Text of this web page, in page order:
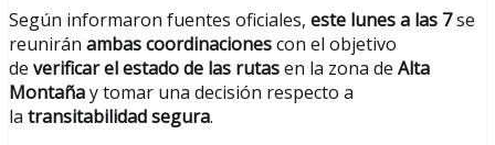
Según informaron fuentes oficiales, este lunes a las 7se
reunirán ambas coordinacionescon el objetivo
de verificar el estado de las rutasen la zona de Alta
Montañay tomar una decisión respecto a
la transitabilidad segura.